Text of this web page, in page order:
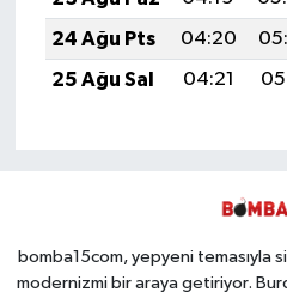
24 Ağu Pts
04:20
25 Ağu Sal
04:21
bomba15com, yepyeni temasıyla
modernizmi bir araya getiriyor.